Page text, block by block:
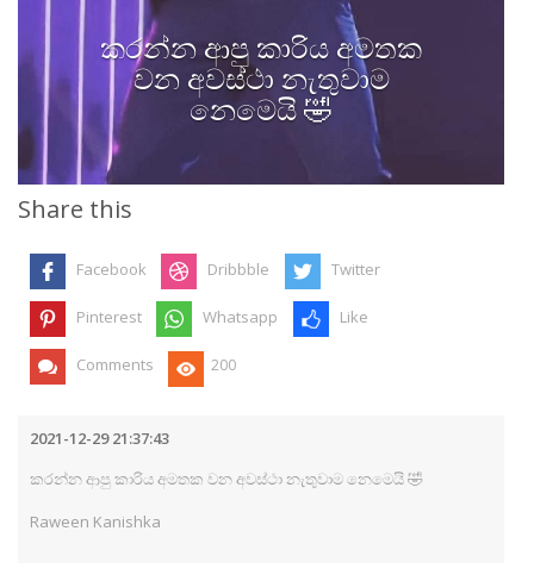
කරන්න ආපු කාරිය අමතක
වන අවස්ථා නැතුවාම
නෙමෙයි 🤣
Share this
Facebook Dribbble Twitter
Pinterest Whatsapp Like
Comments 200
2021-12-29 21:37:43
කරන්න ආපු කාරිය අමතක වන අවස්ථා නැතුවාම නෙමෙයි 🤣
Raween Kanishka